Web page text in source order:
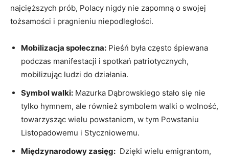
najcięższych prób, Polacy nigdy nie⁤ zapomną o swojej
‌tożsamości i pragnieniu niepodległości.
Mobilizacja ⁤społeczna: Pieśń była‌ często śpiewana
podczas manifestacji i spotkań patriotycznych,
mobilizując ludzi ‌do działania.
Symbol walki: Mazurka Dąbrowskiego stało się nie
tylko‌ hymnem, ale również symbolem walki o wolność,
towarzysząc wielu powstaniom, w tym Powstaniu
Listopadowemu i Styczniowemu.
Międzynarodowy zasięg: ⁢ Dzięki wielu emigrantom,